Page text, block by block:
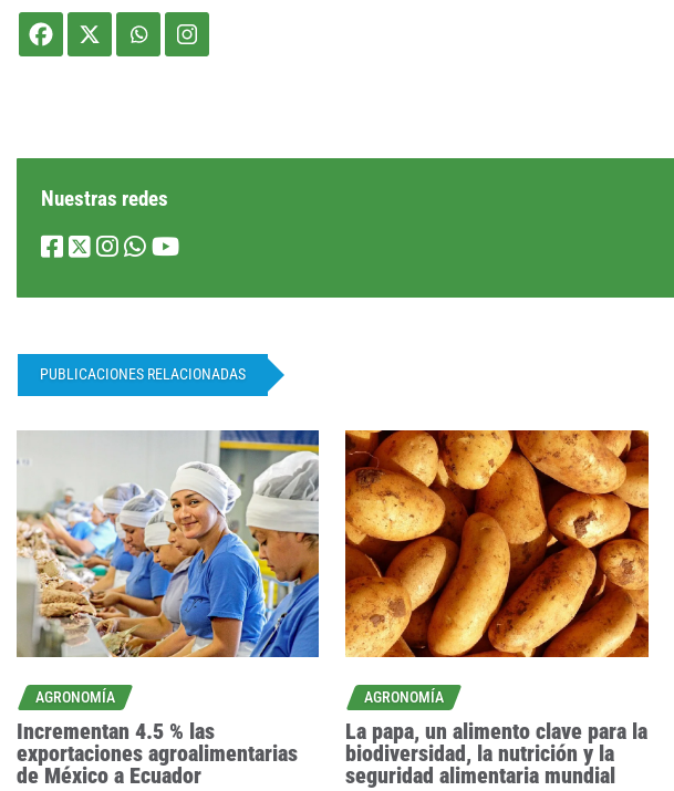
Nuestras redes
PUBLICACIONES RELACIONADAS
AGRONOMÍA
Incrementan 4.5 % las
exportaciones agroalimentarias
de México a Ecuador
AGRONOMÍA
La papa, un alimento clave para la
biodiversidad, la nutrición y la
seguridad alimentaria mundial